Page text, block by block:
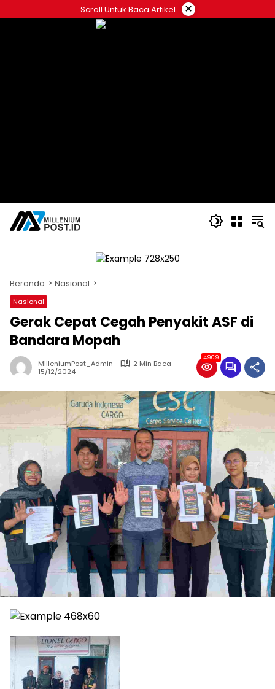
ke
Scroll Untuk Baca Artikel ×
Beranda Nasional
Nasional
Gerak Cepat Cegah Penyakit ASF di
Bandara Mopah
MilleniumPost_Admin
2 Min Baca
15/12/2024
4909